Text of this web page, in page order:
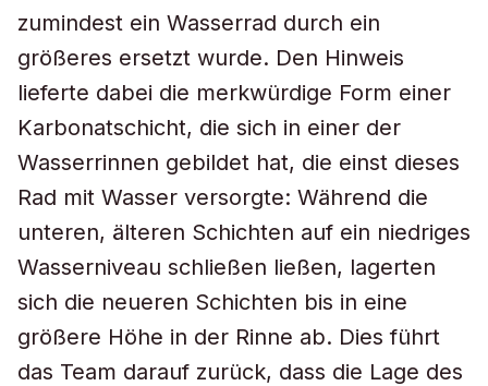
zumindest ein Wasserrad durch ein
größeres ersetzt wurde. Den Hinweis
lieferte dabei die merkwürdige Form einer
Karbonatschicht, die sich in einer der
Wasserrinnen gebildet hat, die einst dieses
Rad mit Wasser versorgte: Während die
unteren, älteren Schichten auf ein niedriges
Wasserniveau schließen ließen, lagerten
sich die neueren Schichten bis in eine
größere Höhe in der Rinne ab. Dies führt
das Team darauf zurück, dass die Lage des